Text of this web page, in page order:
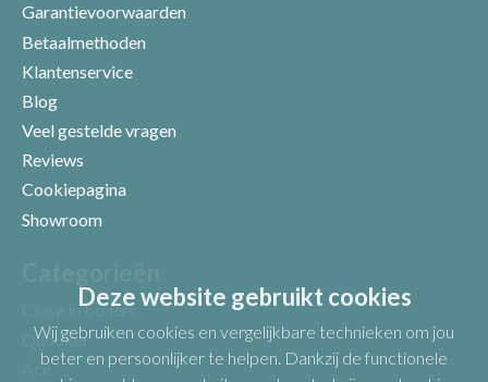
Uw beoordeling
Garantievoorwaarden
Betaalmethoden
Klantenservice
Blog
Veel gestelde vragen
Reviews
Cookiepagina
Showroom
Close in boilers
Quooker
Ace
Deze website gebruikt cookies
Wij gebruiken cookies en vergelijkbare technieken om jou
beter en persoonlijker te helpen. Dankzij de functionele